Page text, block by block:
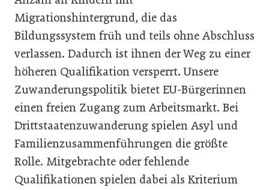
Migrationshintergrund, die das
Bildungssystem früh und teils ohne Abschluss
verlassen. Dadurch ist ihnen der Weg zu einer
höheren Qualifika­tion versperrt. Unsere
Zuwanderungspolitik bietet EU-Bürgerinnen
einen freien Zugang zum Arbeitsmarkt. Bei
Drittstaatenzuwanderung spielen Asyl und
Familienzusammenführungen die größte
Rolle. Mitgebrachte oder fehlende
Qualifikationen spielen dabei als Kriterium